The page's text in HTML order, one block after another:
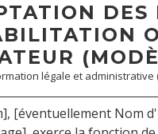
légale et administrative
[éventuellement Nom